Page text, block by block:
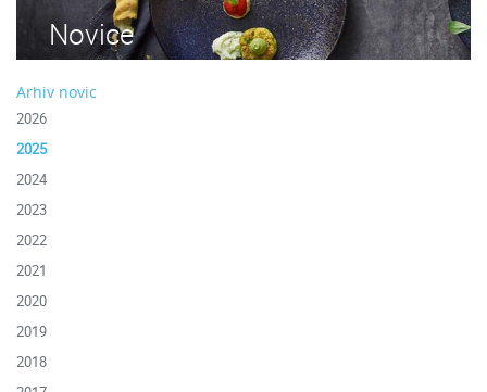
Novice
Arhiv novic
2026
2025
2024
2023
2022
2021
2020
2019
2018